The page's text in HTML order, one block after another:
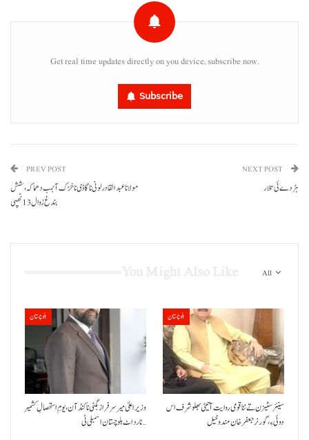
Get real time updates directly on you device, subscribe now.
Subscribe
PREV POST
مولانا عبدالقادر لونی نا گاڈی نا خڑک آ بمب دھماکہ، شش
بندغ زوال 13 ٹھپی
NEXT POST
ہڑدے ئی تلار
All
بلوچستان
وزیراعلیٰ میر سرفراز بگٹی نا کنڈ آن،یومِ استحصالِ کشمیر
نا رد اٹ بلوچستان اسمبلی ٹی…
بلوچستان
سینئر سٹیزن تے ننا قومی روایت آتیٹی بھلو شرف اس
دوئی ءِ،گورنر جعفرخان مندوخیل